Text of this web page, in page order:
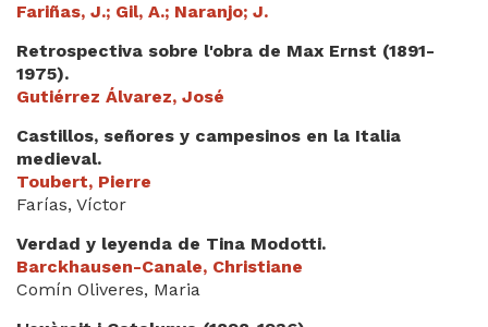
Fariñas, J.; Gil, A.; Naranjo; J.
Retrospectiva sobre l'obra de Max Ernst (1891-
1975).
Gutiérrez Álvarez, José
Castillos, señores y campesinos en la Italia
medieval.
Toubert, Pierre
Farías, Víctor
Verdad y leyenda de Tina Modotti.
Barckhausen-Canale, Christiane
Comín Oliveres, Maria